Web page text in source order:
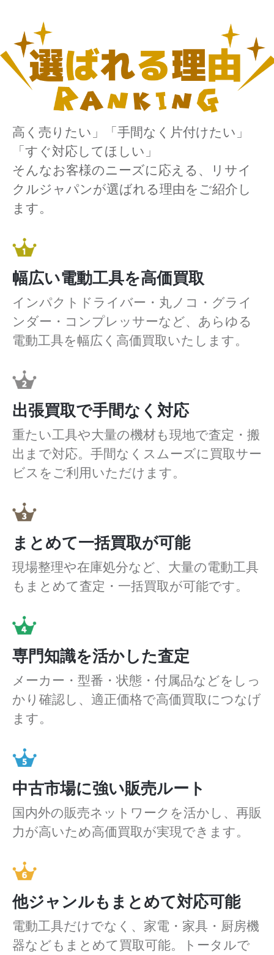
高く売りたい」「手間なく片付けたい」
「すぐ対応してほしい」
そんなお客様のニーズに応える、リサイ
クルジャパンが選ばれる理由をご紹介し
ます。
幅広い電動工具を高価買取
インパクトドライバー・丸ノコ・グライ
ンダー・コンプレッサーなど、あらゆる
電動工具を幅広く高価買取いたします。
出張買取で手間なく対応
重たい工具や大量の機材も現地で査定・搬
出まで対応。手間なくスムーズに買取サー
ビスをご利用いただけます。
まとめて一括買取が可能
現場整理や在庫処分など、大量の電動工具
もまとめて査定・一括買取が可能です。
専門知識を活かした査定
メーカー・型番・状態・付属品などをしっ
かり確認し、適正価格で高価買取につなげ
ます。
中古市場に強い販売ルート
国内外の販売ネットワークを活かし、再販
力が高いため高価買取が実現できます。
他ジャンルもまとめて対応可能
電動工具だけでなく、家電・家具・厨房機
器などもまとめて買取可能。トータルで